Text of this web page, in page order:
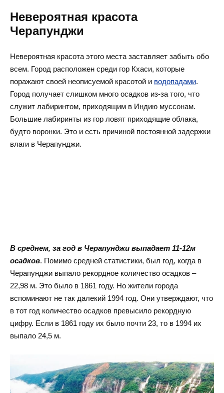
Невероятная красота
Черапунджи
Невероятная красота этого места заставляет забыть обо
всем. Город расположен среди гор Кхаси, которые
поражают своей неописуемой красотой и водопадами.
Город получает слишком много осадков из-за того, что
служит лабиринтом, приходящим в Индию муссонам.
Большие лабиринты из гор ловят приходящие облака,
будто воронки. Это и есть причиной постоянной задержки
влаги в Черапунджи.
В среднем, за год в Черапунджи выпадает 11-12м
осадков. Помимо средней статистики, был год, когда в
Черапунджи выпало рекордное количество осадков –
22,98 м. Это было в 1861 году. Но жители города
вспоминают не так далекий 1994 год. Они утверждают, что
в тот год количество осадков превысило рекордную
цифру. Если в 1861 году их было почти 23, то в 1994 их
выпало 24,5 м.